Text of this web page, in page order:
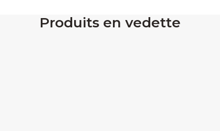
Produits en vedette